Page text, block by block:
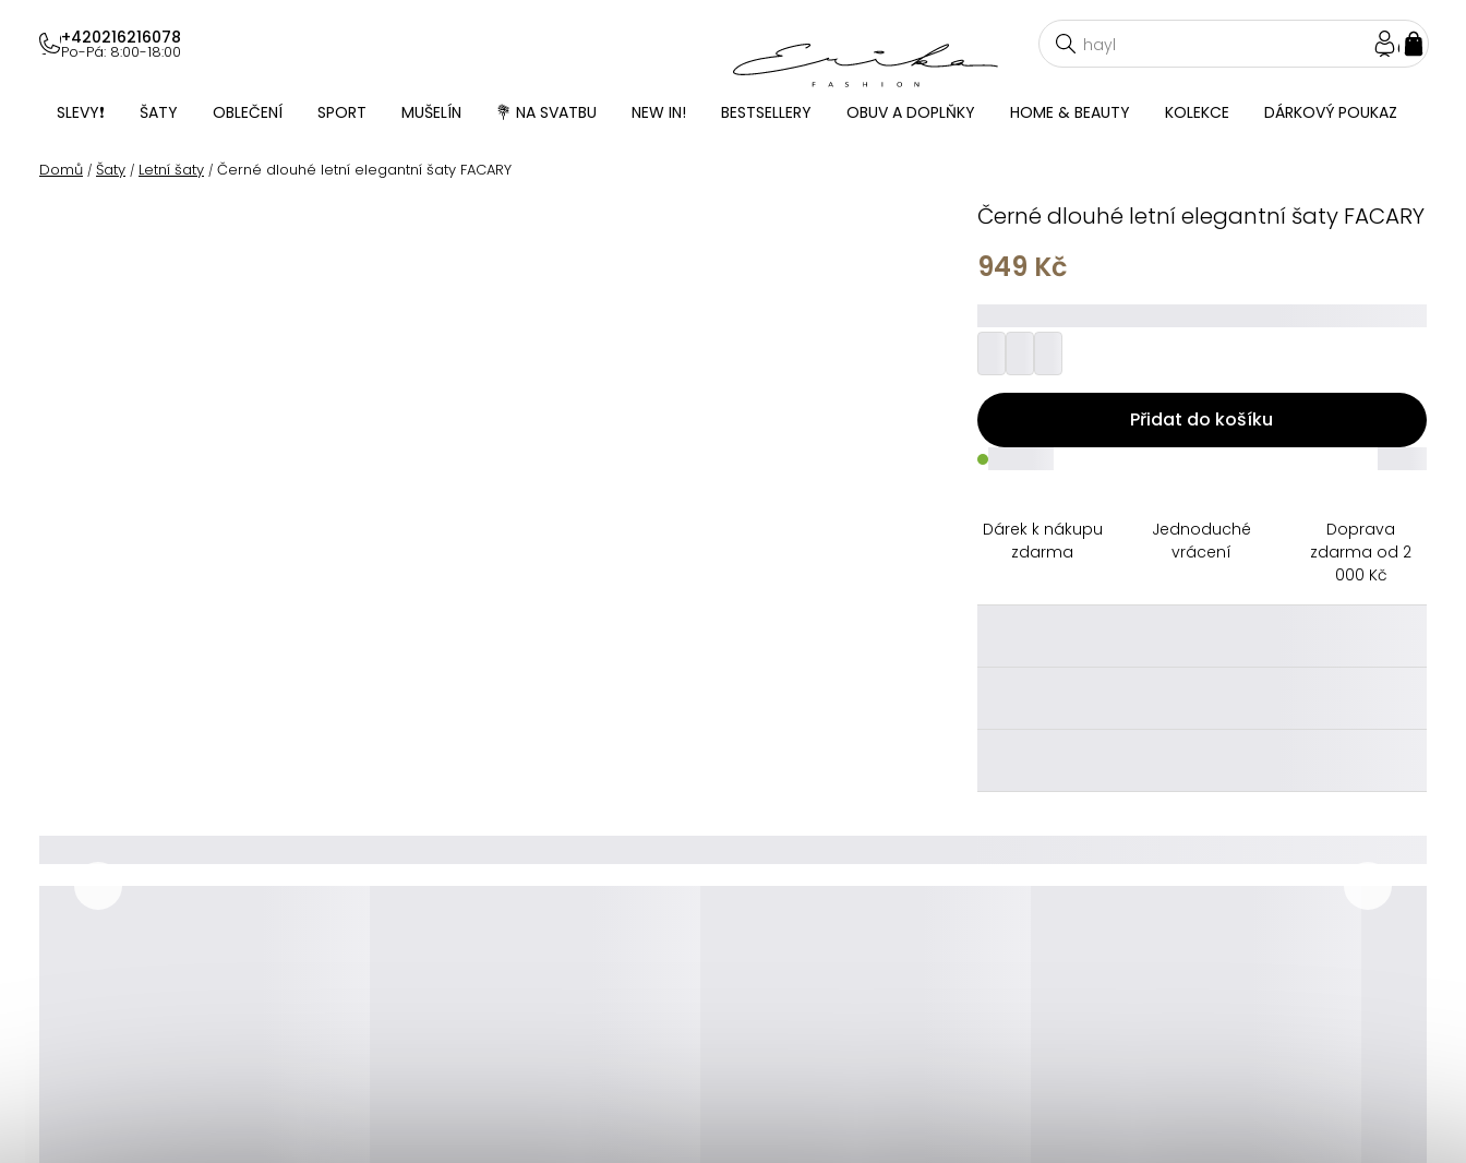
obsah
+420216216078
Po-Pá: 8:00-18:00
SLEVY❗ ŠATY OBLEČENÍ SPORT MUŠELÍN 💐 NA SVATBU NEW IN! BESTSELLERY OBUV A DOPLŇKY HOME & BEAUTY KOLEKCE DÁRKOVÝ POUKAZ
Domů / Šaty / Letní šaty / Černé dlouhé letní elegantní šaty FACARY
Černé dlouhé letní elegantní šaty FACARY
949 Kč
Přidat do košíku
_____
Dárek k nákupu
zdarma
Jednoduché
vrácení
Doprava
zdarma od 2
000 Kč